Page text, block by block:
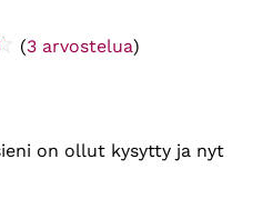
(3 arvostelua)
on ollut kysytty ja nyt